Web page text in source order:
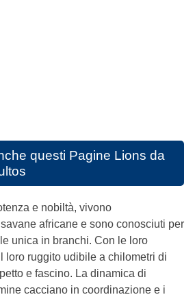
questi Pagine Lions da
e nobiltà, vivono
africane e sono conosciuti per
unica in branchi. Con le loro
loro ruggito udibile a chilometri di
e fascino. La dinamica di
cacciano in coordinazione e i